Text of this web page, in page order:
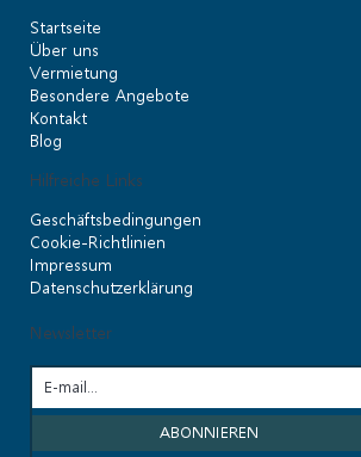
Startseite
Über uns
Vermietung
Besondere Angebote
Kontakt
Blog
Hilfreiche Links
Geschäftsbedingungen
Cookie-Richtlinien
Impressum
Datenschutzerklärung
Newsletter